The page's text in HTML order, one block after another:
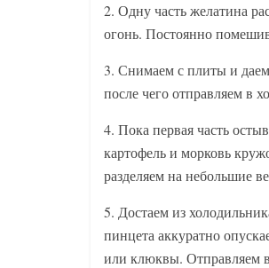
2. Одну часть желатина
огонь. Постоянно
3. Снимаем с плиты и
после чего отправляем в
4. Пока первая часть
картофель и морковь
разделяем на небольшие
5. Достаем из
пинцета аккуратно
или клюквы. Отправляем